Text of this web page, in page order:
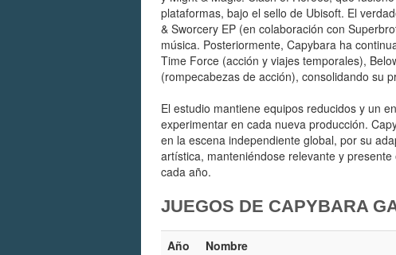
plataformas, bajo el sello de Ubisoft. El
& Sworcery EP (en colaboración con
música. Posteriormente, Capybara ha
Time Force (acción y viajes temporales),
(rompecabezas de acción), consolidando su
El estudio mantiene equipos reducidos y un
experimentar en cada nueva producción.
en la escena independiente global, por su
artística, manteniéndose relevante y
cada año.
JUEGOS DE CAPYBARA
Año Nombre